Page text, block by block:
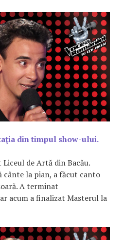
din timpul show-ului.
Liceul de Artă din Bacău.
cânte la pian, a făcut canto
A terminat
acum a finalizat Masterul la